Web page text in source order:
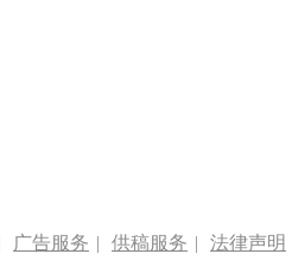
广告服务 | 供稿服务 | 法律声明